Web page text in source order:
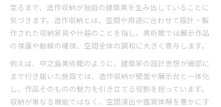
至るまで、造作収納が独自の建築美を生み出していることに
気づきます。造作収納とは、空間や用途に合わせて設計・製
作された収納家具や什器のことを指し、美術館では展示作品
の保護や動線の確保、空間全体の調和に大きく寄与します。
例えば、中之島美術館のように、建築家の設計思想が細部に
まで行き届いた施設では、造作収納が壁面や展示台と一体化
し、作品そのものの魅力を引き立てる役割を担っています。
収納が単なる機能ではなく、空間演出や鑑賞体験を豊かにす